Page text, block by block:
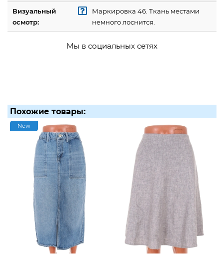
Визуальный
осмотр:
Маркировка 46. Ткань местами
немного лоснится.
Мы в социальных сетях
Похожие товары:
New